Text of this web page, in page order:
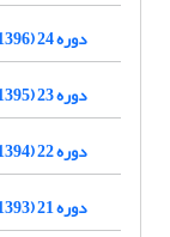
دوره 24 (1396)
دوره 23 (1395)
دوره 22 (1394)
دوره 21 (1393)